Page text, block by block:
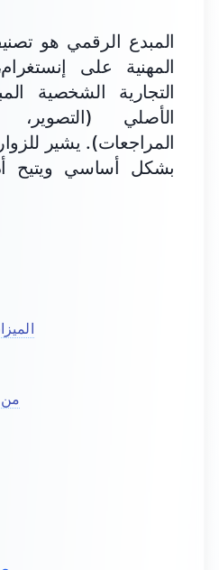
المبدع الرقمي هو
المهنية على
التجارية الشخصية
الأصلي (التصوير،
المراجعات). يشير
بشكل أساسي ويتيح
من